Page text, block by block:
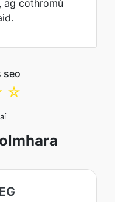
ag cothromú
seo
☆